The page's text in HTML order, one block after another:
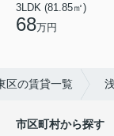
3LDK (81.85㎡)
68万円
区の賃貸一覧
市区町村から探す